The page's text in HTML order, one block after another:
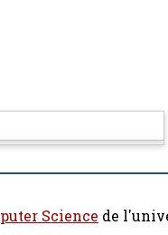
Science de